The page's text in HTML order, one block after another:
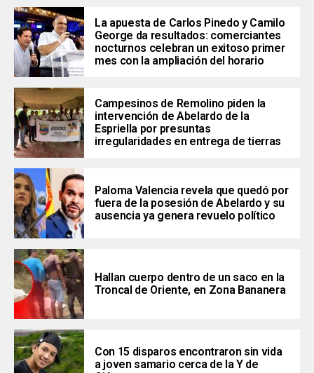
La apuesta de Carlos Pinedo y Camilo
George da resultados: comerciantes
nocturnos celebran un exitoso primer
mes con la ampliación del horario
Campesinos de Remolino piden la
intervención de Abelardo de la
Espriella por presuntas
irregularidades en entrega de tierras
Paloma Valencia revela que quedó por
fuera de la posesión de Abelardo y su
ausencia ya genera revuelo político
Hallan cuerpo dentro de un saco en la
Troncal de Oriente, en Zona Bananera
Con 15 disparos encontraron sin vida
a joven samario cerca de la Y de